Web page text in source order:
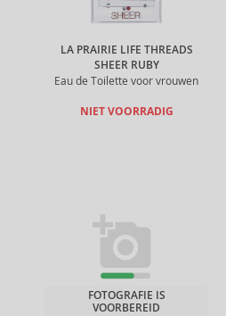
LA PRAIRIE LIFE THREADS
SHEER RUBY
Eau de Toilette voor vrouwen
NIET VOORRADIG
FOTOGRAFIE IS
VOORBEREID